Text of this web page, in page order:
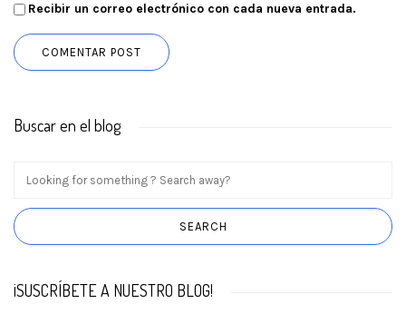
Recibir un correo electrónico con cada nueva entrada.
Buscar en el blog
¡SUSCRÍBETE A NUESTRO BLOG!